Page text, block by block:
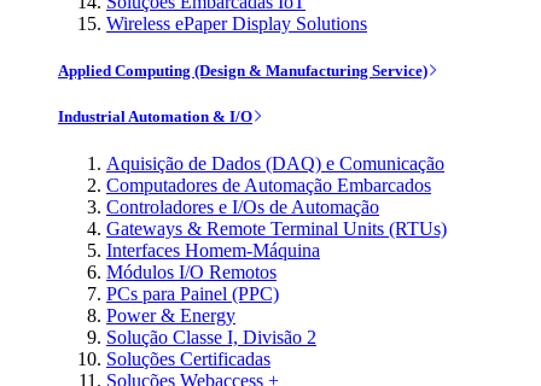
Wireless ePaper Display Solutions
Applied Computing (Design & Manufacturing Service)
Industrial Automation & I/O
Aquisição de Dados (DAQ) e Comunicação
Computadores de Automação Embarcados
Controladores e I/Os de Automação
Gateways & Remote Terminal Units (RTUs)
Interfaces Homem-Máquina
Módulos I/O Remotos
PCs para Painel (PPC)
Power & Energy
Solução Classe I, Divisão 2
Soluções Certificadas
Soluções Webaccess +